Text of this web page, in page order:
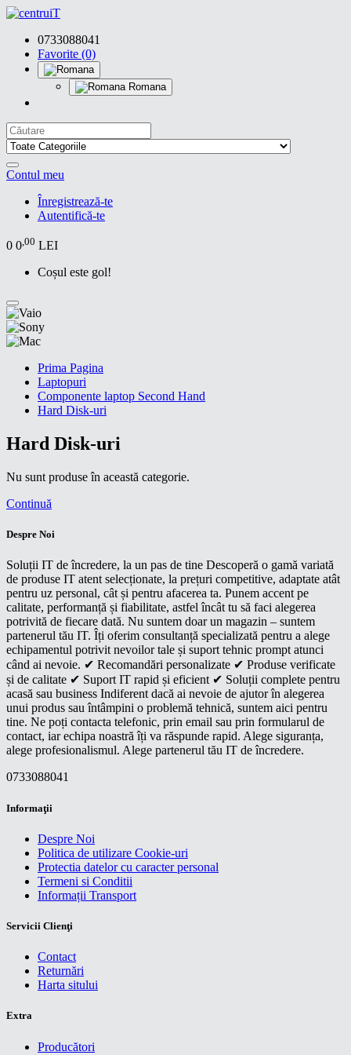
0733088041
Favorite (0)
Romana
Contul meu
Înregistrează-te
Autentifică-te
0 0,00 LEI
Coșul este gol!
Prima Pagina
Laptopuri
Componente laptop Second Hand
Hard Disk-uri
Hard Disk-uri
Nu sunt produse în această categorie.
Continuă
Despre Noi
Soluții IT de încredere, la un pas de tine Descoperă o gamă variată
de produse IT atent selecționate, la prețuri competitive, adaptate atât
pentru uz personal, cât și pentru afacerea ta. Punem accent pe
calitate, performanță și fiabilitate, astfel încât tu să faci alegerea
potrivită de fiecare dată. Nu suntem doar un magazin – suntem
partenerul tău IT. Îți oferim consultanță specializată pentru a alege
echipamentul potrivit nevoilor tale și suport tehnic prompt atunci
când ai nevoie. ✔ Recomandări personalizate ✔ Produse verificate
și de calitate ✔ Suport IT rapid și eficient ✔ Soluții complete pentru
acasă sau business Indiferent dacă ai nevoie de ajutor în alegerea
unui produs sau întâmpini o problemă tehnică, suntem aici pentru
tine. Ne poți contacta telefonic, prin email sau prin formularul de
contact, iar echipa noastră îți va răspunde rapid. Alege siguranța,
alege profesionalismul. Alege partenerul tău IT de încredere.
0733088041
Informaţii
Despre Noi
Politica de utilizare Cookie-uri
Protectia datelor cu caracter personal
Termeni si Conditii
Informații Transport
Servicii Clienţi
Contact
Returnări
Harta sitului
Extra
Producători